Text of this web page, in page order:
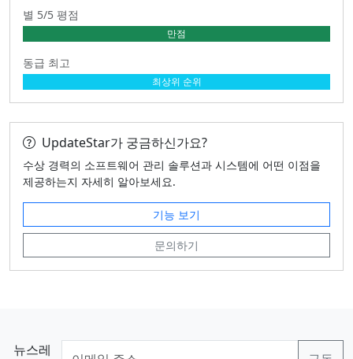
별 5/5 평점
만점
동급 최고
최상위 순위
UpdateStar가 궁금하신가요?
수상 경력의 소프트웨어 관리 솔루션과 시스템에 어떤 이점을
제공하는지 자세히 알아보세요.
기능 보기
문의하기
뉴스레